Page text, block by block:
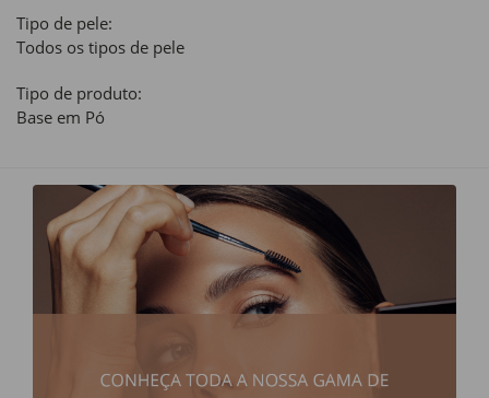
Tipo de pele:
Todos os tipos de pele
Tipo de produto:
Base em Pó